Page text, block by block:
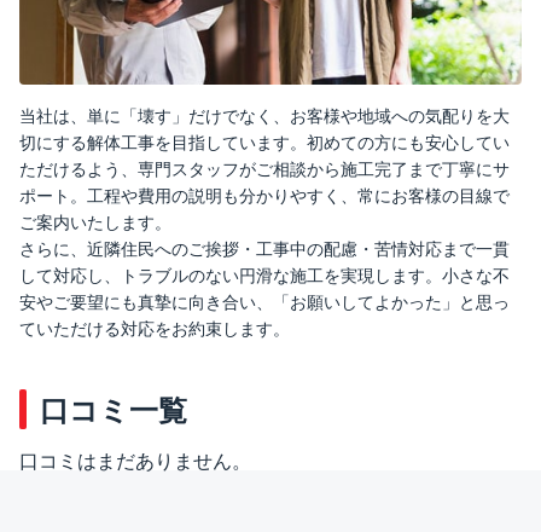
当社は、単に「壊す」だけでなく、お客様や地域への気配りを大
切にする解体工事を目指しています。初めての方にも安心してい
ただけるよう、専門スタッフがご相談から施工完了まで丁寧にサ
ポート。工程や費用の説明も分かりやすく、常にお客様の目線で
ご案内いたします。
さらに、近隣住民へのご挨拶・工事中の配慮・苦情対応まで一貫
して対応し、トラブルのない円滑な施工を実現します。小さな不
安やご要望にも真摯に向き合い、「お願いしてよかった」と思っ
ていただける対応をお約束します。
口コミ一覧
口コミはまだありません。